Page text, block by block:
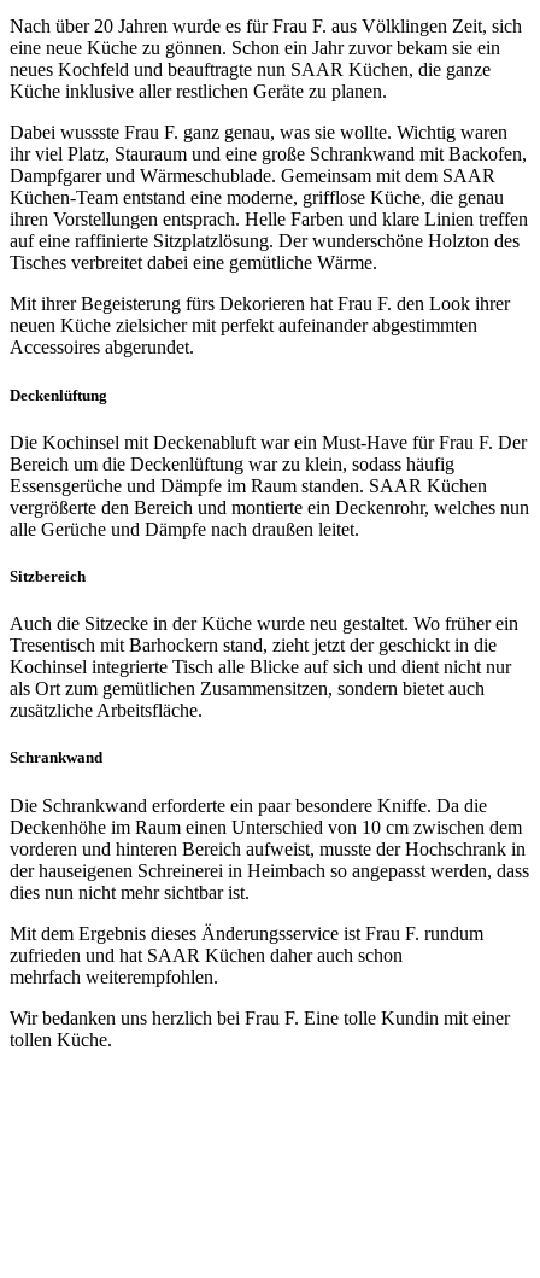
Nach über 20 Jahren wurde es für Frau F. aus Völklingen Zeit, sich
eine neue Küche zu gönnen. Schon ein Jahr zuvor bekam sie ein
neues Kochfeld und beauftragte nun SAAR Küchen, die ganze
Küche inklusive aller restlichen Geräte zu planen.
Dabei wussste Frau F. ganz genau, was sie wollte. Wichtig waren
ihr viel Platz, Stauraum und eine große Schrankwand mit Backofen,
Dampfgarer und Wärmeschublade. Gemeinsam mit dem SAAR
Küchen-Team entstand eine moderne, grifflose Küche, die genau
ihren Vorstellungen entsprach. Helle Farben und klare Linien treffen
auf eine raffinierte Sitzplatzlösung. Der wunderschöne Holzton des
Tisches verbreitet dabei eine gemütliche Wärme.
Mit ihrer Begeisterung fürs Dekorieren hat Frau F. den Look ihrer
neuen Küche zielsicher mit perfekt aufeinander abgestimmten
Accessoires abgerundet.
Deckenlüftung
Die Kochinsel mit Deckenabluft war ein Must-Have für Frau F. Der
Bereich um die Deckenlüftung war zu klein, sodass häufig
Essensgerüche und Dämpfe im Raum standen. SAAR Küchen
vergrößerte den Bereich und montierte ein Deckenrohr, welches nun
alle Gerüche und Dämpfe nach draußen leitet.
Sitzbereich
Auch die Sitzecke in der Küche wurde neu gestaltet. Wo früher ein
Tresentisch mit Barhockern stand, zieht jetzt der geschickt in die
Kochinsel integrierte Tisch alle Blicke auf sich und dient nicht nur
als Ort zum gemütlichen Zusammensitzen, sondern bietet auch
zusätzliche Arbeitsfläche.
Schrankwand
Die Schrankwand erforderte ein paar besondere Kniffe. Da die
Deckenhöhe im Raum einen Unterschied von 10 cm zwischen dem
vorderen und hinteren Bereich aufweist, musste der Hochschrank in
der hauseigenen Schreinerei in Heimbach so angepasst werden, dass
dies nun nicht mehr sichtbar ist.
Mit dem Ergebnis dieses Änderungsservice ist Frau F. rundum
zufrieden und hat SAAR Küchen daher auch schon
mehrfach weiterempfohlen.
Wir bedanken uns herzlich bei Frau F. Eine tolle Kundin mit einer
tollen Küche.